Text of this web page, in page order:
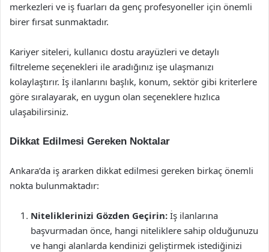
merkezleri ve iş fuarları da genç profesyoneller için önemli
birer fırsat sunmaktadır.
Kariyer siteleri, kullanıcı dostu arayüzleri ve detaylı
filtreleme seçenekleri ile aradığınız işe ulaşmanızı
kolaylaştırır. İş ilanlarını başlık, konum, sektör gibi kriterlere
göre sıralayarak, en uygun olan seçeneklere hızlıca
ulaşabilirsiniz.
Dikkat Edilmesi Gereken Noktalar
Ankara’da iş ararken dikkat edilmesi gereken birkaç önemli
nokta bulunmaktadır:
Niteliklerinizi Gözden Geçirin: İş ilanlarına
başvurmadan önce, hangi niteliklere sahip olduğunuzu
ve hangi alanlarda kendinizi geliştirmek istediğinizi